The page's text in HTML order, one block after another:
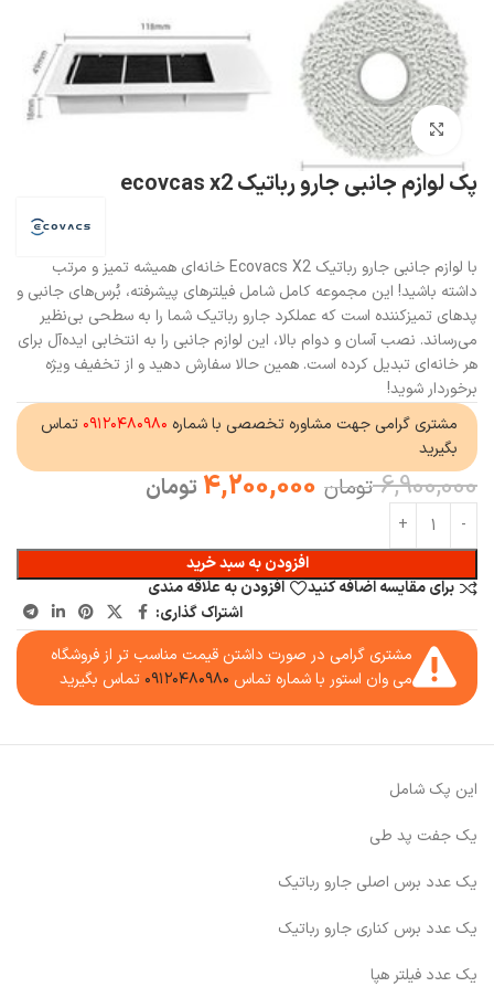
بزرگنمایی تصویر
پک لوازم جانبی جارو رباتیک ecovcas x2
با لوازم جانبی جارو رباتیک Ecovacs X2 خانه‌ای همیشه تمیز و مرتب
داشته باشید! این مجموعه کامل شامل فیلترهای پیشرفته، بُرس‌های جانبی و
پدهای تمیزکننده است که عملکرد جارو رباتیک شما را به سطحی بی‌نظیر
می‌رساند. نصب آسان و دوام بالا، این لوازم جانبی را به انتخابی ایده‌آل برای
هر خانه‌ای تبدیل کرده است. همین حالا سفارش دهید و از تخفیف ویژه
برخوردار شوید!
مشتری گرامی جهت مشاوره تخصصی با شماره ۰۹۱۲۰۴۸۰۹۸۰ تماس
بگیرید
6,900,000 تومان 4,200,000 تومان
افزودن به سبد خرید
برای مقایسه اضافه کنید
افزودن به علاقه مندی
اشتراک گذاری:
مشتری گرامی در صورت داشتن قیمت مناسب تر از فروشگاه
می وان استور با شماره تماس ۰۹۱۲۰۴۸۰۹۸۰ تماس بگیرید
این پک شامل
یک جفت پد طی
یک عدد برس اصلی جارو رباتیک
یک عدد برس کناری جارو رباتیک
یک عدد فیلتر هپا